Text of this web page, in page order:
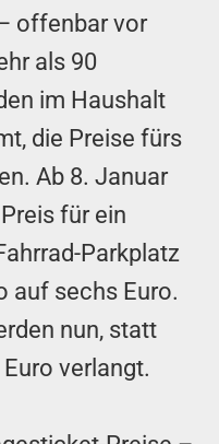
offenbar vor
als 90
im Haushalt
die Preise fürs
Ab 8. Januar
für ein
Parkplatz
auf sechs Euro.
nun, statt
verlangt.